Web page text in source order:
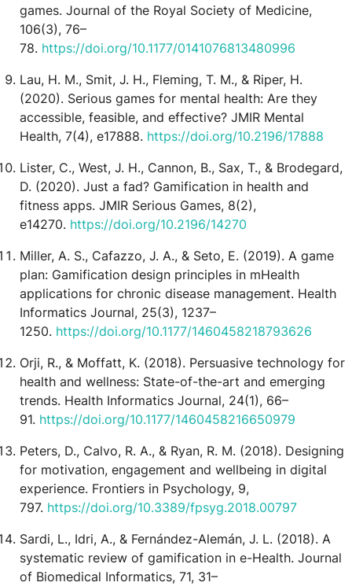
games. Journal of the Royal Society of Medicine,
106(3), 76–
78. https://doi.org/10.1177/0141076813480996
Lau, H. M., Smit, J. H., Fleming, T. M., & Riper, H.
(2020). Serious games for mental health: Are they
accessible, feasible, and effective? JMIR Mental
Health, 7(4), e17888. https://doi.org/10.2196/17888
Lister, C., West, J. H., Cannon, B., Sax, T., & Brodegard,
D. (2020). Just a fad? Gamification in health and
fitness apps. JMIR Serious Games, 8(2),
e14270. https://doi.org/10.2196/14270
Miller, A. S., Cafazzo, J. A., & Seto, E. (2019). A game
plan: Gamification design principles in mHealth
applications for chronic disease management. Health
Informatics Journal, 25(3), 1237–
1250. https://doi.org/10.1177/1460458218793626
Orji, R., & Moffatt, K. (2018). Persuasive technology for
health and wellness: State-of-the-art and emerging
trends. Health Informatics Journal, 24(1), 66–
91. https://doi.org/10.1177/1460458216650979
Peters, D., Calvo, R. A., & Ryan, R. M. (2018). Designing
for motivation, engagement and wellbeing in digital
experience. Frontiers in Psychology, 9,
797. https://doi.org/10.3389/fpsyg.2018.00797
Sardi, L., Idri, A., & Fernández-Alemán, J. L. (2018). A
systematic review of gamification in e-Health. Journal
of Biomedical Informatics, 71, 31–